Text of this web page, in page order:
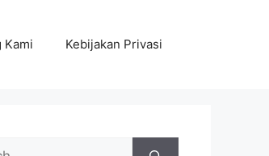
Kami Kebijakan Privasi